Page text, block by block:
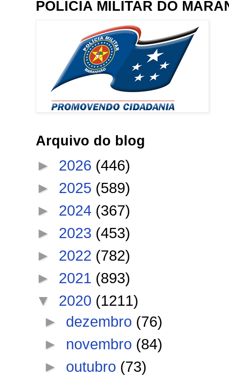
POLÍCIA MILITAR DO
Arquivo do blog
► 2026 (446)
► 2025 (589)
► 2024 (367)
► 2023 (453)
► 2022 (782)
► 2021 (893)
▼ 2020 (1211)
► dezembro (76)
► novembro (84)
► outubro (73)